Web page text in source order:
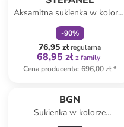
Aksamitna sukienka w kolorze
musztardowym
-90%
76,95 złregularna
68,95 zł z family
Cena producenta: 696,00 zł*
BGN
Sukienka w kolorze
antracytowym